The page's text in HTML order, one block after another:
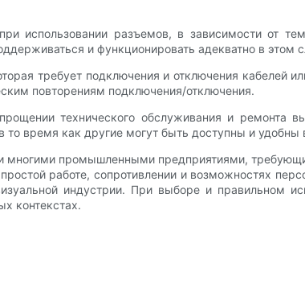
использовании разъемов, в зависимости от
и функционировать адекватно в этом
требует подключения и отключения
повторениям подключения/отключения.
технического обслуживания и ремонта
то время как другие могут быть доступны и удобны
промышленными предприятиями,
работе, сопротивлении и возможностях
индустрии. При выборе и правильном
контекстах.